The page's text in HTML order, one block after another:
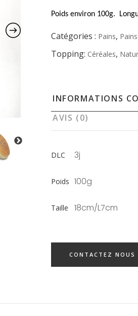
Poids environ 100g.
Catégories : Pains,
Topping: Céréales,
INFORMATIONS
AVIS (0)
DLC 3j
Poids 100g
Taille 18cm/L7cm
CONTACTEZ NOUS